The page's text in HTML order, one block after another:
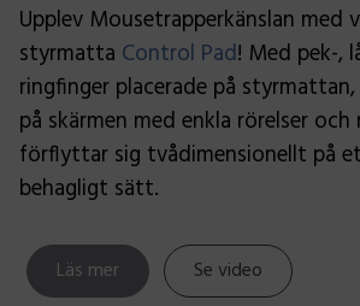
Upplev Mousetrapperkänslan med
styrmatta Control Pad! Med pek-,
ringfinger placerade på
på skärmen med enkla rörelser
förflyttar sig tvådimensionellt på
behagligt sätt.
Se video
Läs mer